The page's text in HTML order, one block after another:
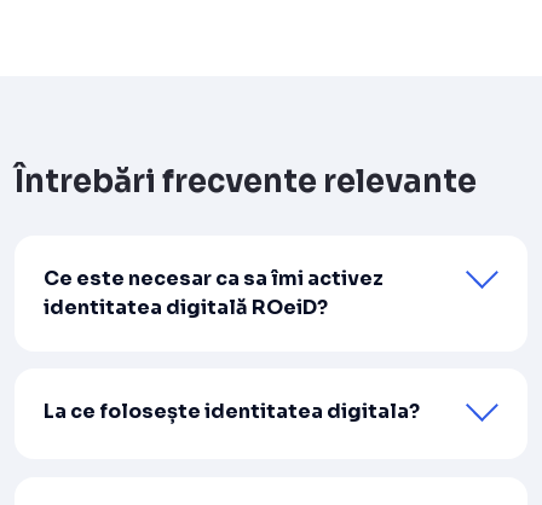
Întrebări frecvente relevante
Ce este necesar ca sa îmi activez
identitatea digitală ROeiD?
La ce folosește identitatea digitala?